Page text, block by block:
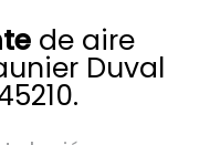
de aire
Duval